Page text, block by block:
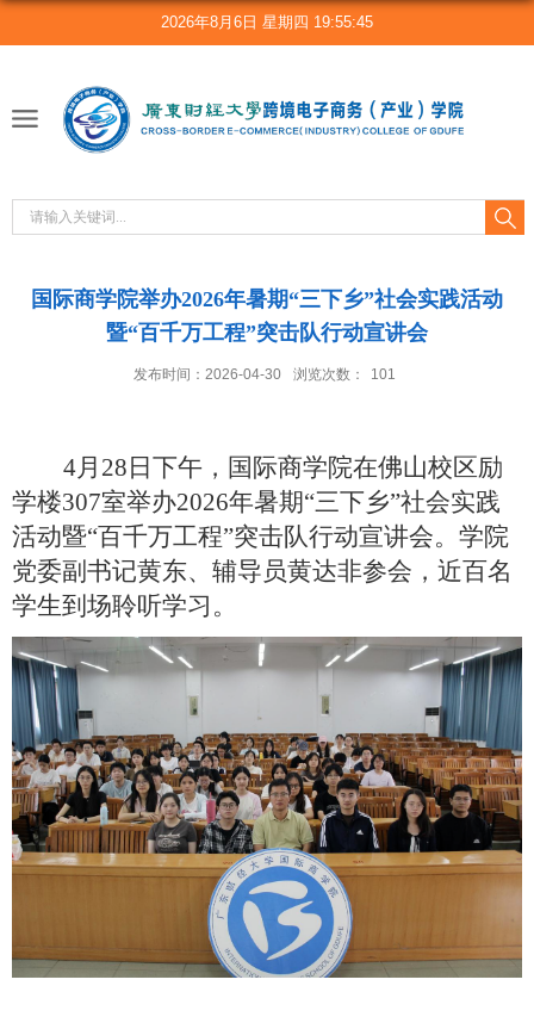
2026年8月6日 星期四 19:55:46
国际商学院举办2026年暑期“三下乡”社会实践活动
暨“百千万工程”突击队行动宣讲会
发布时间：2026-04-30 浏览次数： 101
4月28日下午，国际商学院在佛山校区励
学楼307室举办2026年暑期“三下乡”社会实践
活动暨“百千万工程”突击队行动宣讲会。学院
党委副书记黄东、辅导员黄达非参会，近百名
学生到场聆听学习。